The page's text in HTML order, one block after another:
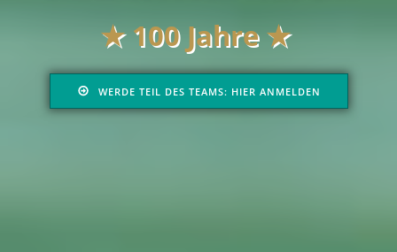
★ 100 Jahre ★
WERDE TEIL DES TEAMS: HIER ANMELDEN